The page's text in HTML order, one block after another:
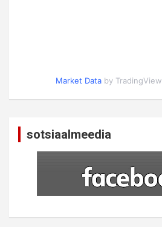
Market Data by TradingView
sotsiaalmeedia